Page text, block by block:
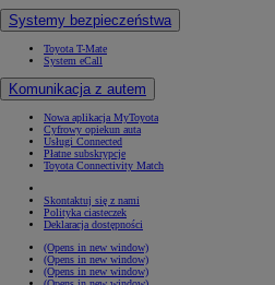
Systemy bezpieczeństwa
Toyota T-Mate
System eCall
Komunikacja z autem
Nowa aplikacja MyToyota
Cyfrowy opiekun auta
Usługi Connected
Płatne subskrypcje
Toyota Connectivity Match
Skontaktuj się z nami
Polityka ciasteczek
Deklaracja dostępności
(Opens in new window)
(Opens in new window)
(Opens in new window)